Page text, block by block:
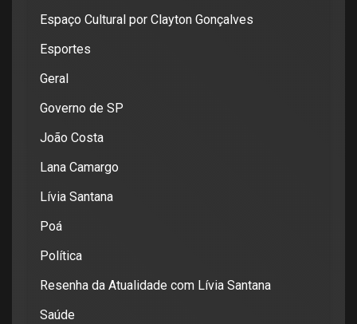
Espaço Cultural por Clayton Gonçalves
Esportes
Geral
Governo de SP
João Costa
Lana Camargo
Lívia Santana
Poá
Política
Resenha da Atualidade com Lívia Santana
Saúde